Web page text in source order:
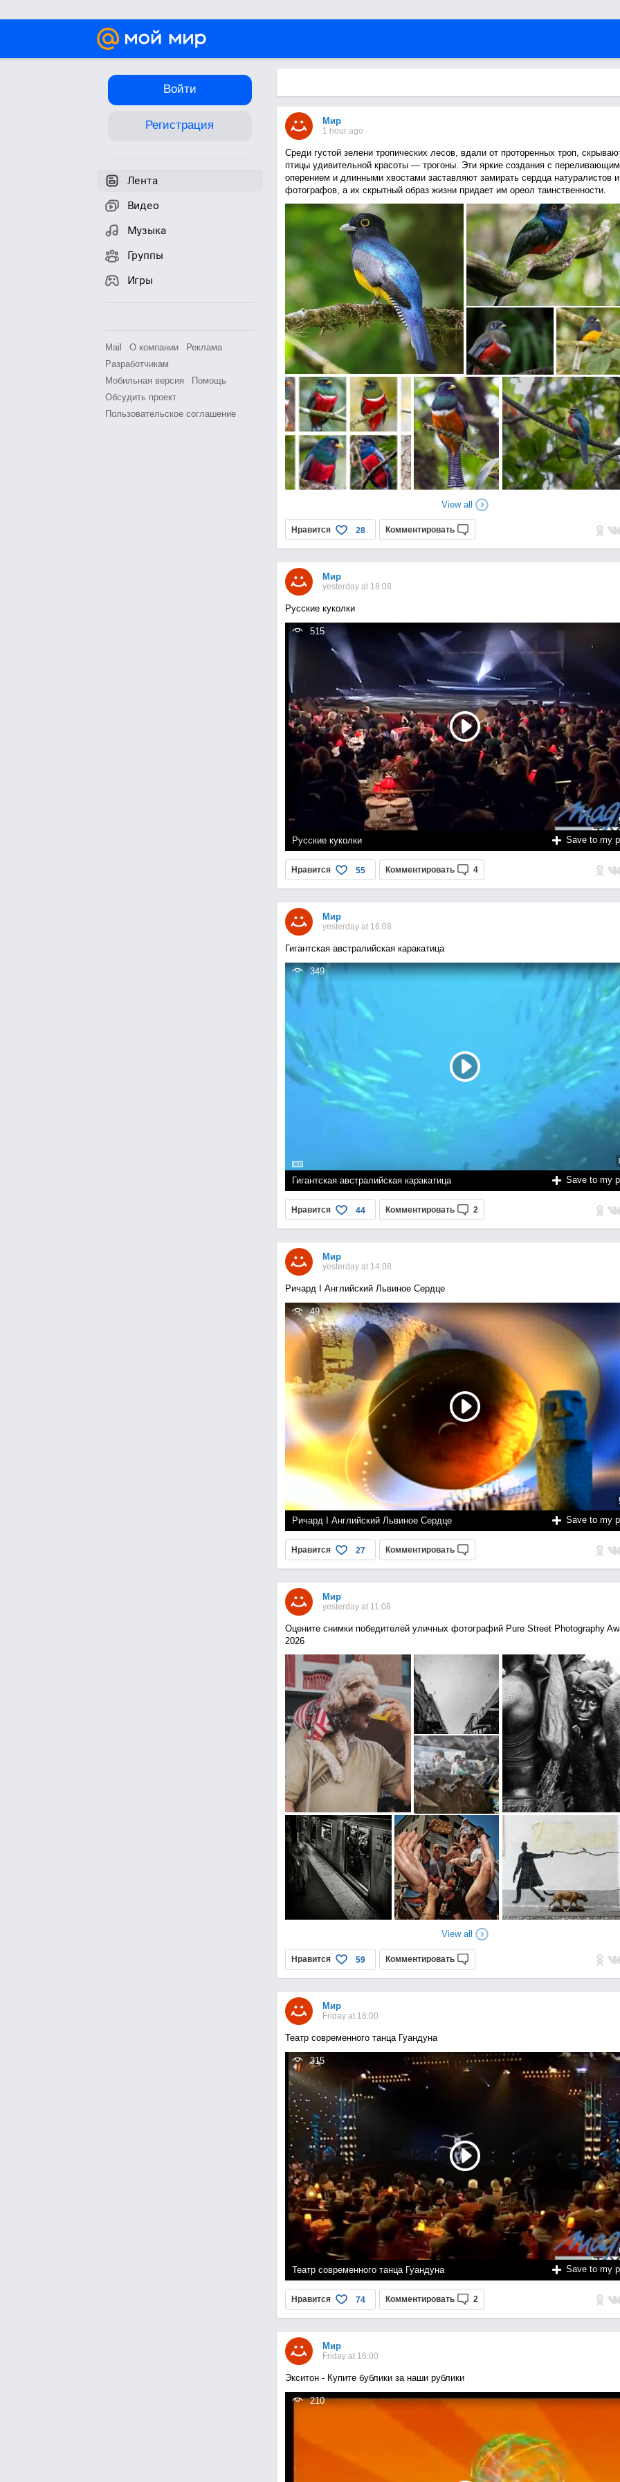
Войти
Регистрация
Лента
Видео
Музыка
Группы
Игры
Mail О компании
Реклама
Разработчикам
Мобильная версия
Помощь
Обсудить проект
Пользовательское соглашение
Мир
1 hour ago
Среди густой зелени тропических лесов, вдали от проторенных троп,
птицы удивительной красоты — трогоны. Эти яркие создания с
оперением и длинными хвостами заставляют замирать сердца натуралистов и
фотографов, а их скрытный образ жизни придает им ореол таинственности.
View all
Нравится 28 Комментировать
Мир
yesterday at 18:08
Русские куколки
515
Русские куколки Save to my
Нравится 55 Комментировать 4
Мир
yesterday at 16:08
Гигантская австралийская каракатица
349
Гигантская австралийская каракатица Save to my
Нравится 44 Комментировать 2
Мир
yesterday at 14:08
Ричард I Английский Львиное Сердце
49
Ричард I Английский Львиное Сердце Save to my
Нравится 27 Комментировать
Мир
yesterday at 11:08
Оцените снимки победителей уличных фотографий Pure Street Photography
2026
View all
Нравится 59 Комментировать
Мир
Friday at 18:00
Театр современного танца Гуандуна
315
Театр современного танца Гуандуна Save to my
Нравится 74 Комментировать 2
Мир
Friday at 16:00
Экситон - Купите бублики за наши рублики
210